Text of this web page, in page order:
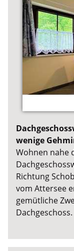
wenige
Wohnen nahe
Richtung
vom Attersee
gemütliche